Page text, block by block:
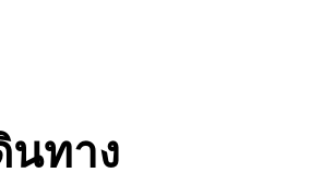
นทาง